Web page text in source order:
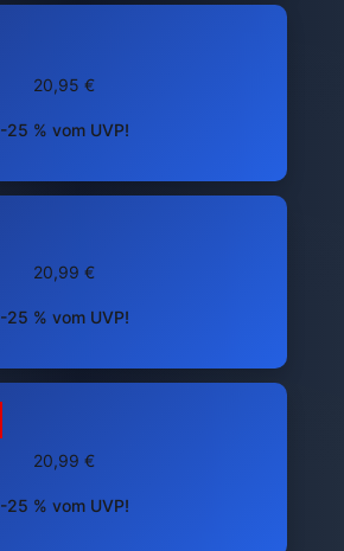
20,95 €
-25 % vom UVP!
20,99 €
-25 % vom UVP!
20,99 €
-25 % vom UVP!